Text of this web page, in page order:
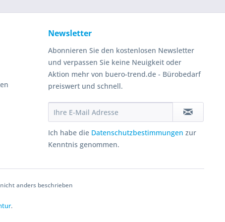
Newsletter
Abonnieren Sie den kostenlosen Newsletter
und verpassen Sie keine Neuigkeit oder
Aktion mehr von buero-trend.de - Bürobedarf
preiswert und schnell.
Ich habe die Datenschutzbestimmungen zur
Kenntnis genommen.
anders beschrieben
.